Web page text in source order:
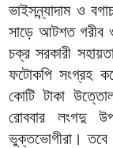
ভাইসন্ন্যাদাম ও
সাড়ে আটশত গরীব
চক্র সরকারী
ফটোকপি সংগ্রহ
কোটি টাকা
রোববার লংগদু
ভুক্তভোগীরা। তবে